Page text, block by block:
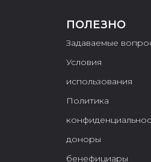
ПОЛЕЗНО
Задаваемые
Условия
использования
Политика
доноры
бенефициары